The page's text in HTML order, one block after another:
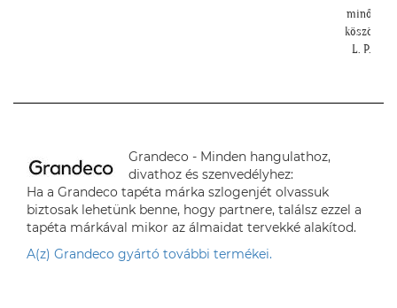
L. P.
Grandeco - Minden hangulathoz,
divathoz és szenvedélyhez:
Ha a Grandeco tapéta márka szlogenjét olvassuk
biztosak lehetünk benne, hogy partnere, találsz ezzel a
tapéta márkával mikor az álmaidat tervekké alakítod.
A(z) Grandeco gyártó további termékei.